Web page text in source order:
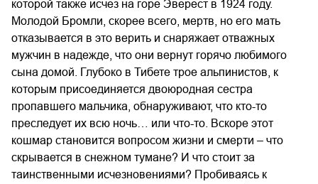
которой также исчез на горе Эверест в 1924 году.
Молодой Бромли, скорее всего, мертв, но его мать
отказывается в это верить и снаряжает отважных
мужчин в надежде, что они вернут горячо любимого
сына домой. Глубоко в Тибете трое альпинистов, к
которым присоединяется двоюродная сестра
пропавшего мальчика, обнаруживают, что кто-то
преследует их всю ночь… или что-то. Вскоре этот
кошмар становится вопросом жизни и смерти – что
скрывается в снежном тумане? И что стоит за
таинственными исчезновениями? Пробиваясь к